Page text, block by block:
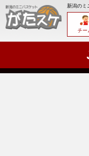
新潟のミ
チー